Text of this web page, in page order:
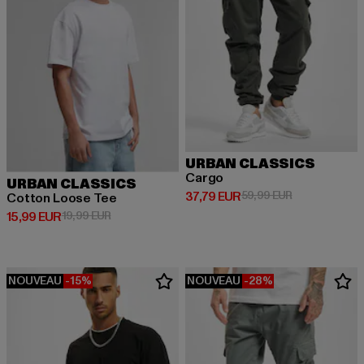
URBAN CLASSICS
Cotton Loose Tee
15,99 EUR
Prix courant: 15,99 EUR
19,99 EURPrix en promotion: 19,99 EUR
URBAN CLASSICS
Cargo
37,79 EUR
Prix courant: 37,79 EUR
59,99 EURPrix en
NOUVEAU -15% NOUVEAU -28%